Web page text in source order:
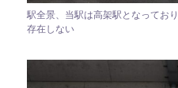
駅全景、当駅は高架駅となってお
存在しない